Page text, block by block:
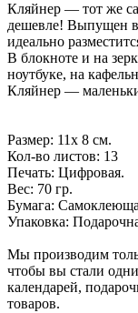
Кляйнер — тот же
дешевле! Выпущен в
идеально
В блокноте и на
ноутбуке, на
Кляйнер —
Размер: 11х 8 см.
Кол-во листов: 13
Печать: Цифровая.
Вес: 70 гр.
Бумага:
Упаковка:
Мы производим
чтобы вы стали
календарей,
товаров.